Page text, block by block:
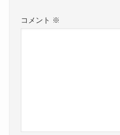
コメント ※